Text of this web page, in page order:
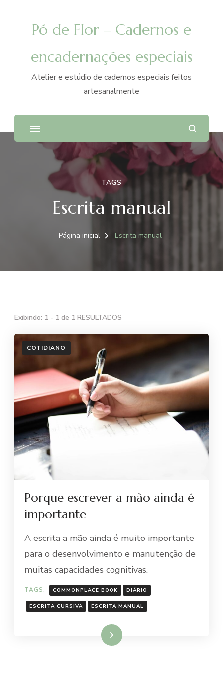
Pó de Flor – Cadernos e
encadernações especiais
Atelier e estúdio de cadernos especiais feitos
artesanalmente
TAGS
Escrita manual
Página inicial Escrita manual
Exibindo: 1 - 1 de 1 RESULTADOS
COTIDIANO
Porque escrever a mão ainda é
importante
A escrita a mão ainda é muito importante
para o desenvolvimento e manutenção de
muitas capacidades cognitivas.
TAGS: COMMONPLACE BOOK DIÁRIO
ESCRITA CURSIVA ESCRITA MANUAL
Ler mais